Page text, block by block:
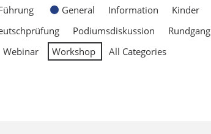
General Information Kinder
Podiumsdiskussion Rundgang
Webinar Workshop
All Categories